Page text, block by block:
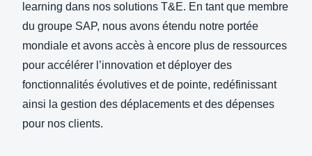
learning dans nos solutions T&E. En tant que membre
du groupe SAP, nous avons étendu notre portée
mondiale et avons accès à encore plus de ressources
pour accélérer l’innovation et déployer des
fonctionnalités évolutives et de pointe, redéfinissant
ainsi la gestion des déplacements et des dépenses
pour nos clients.